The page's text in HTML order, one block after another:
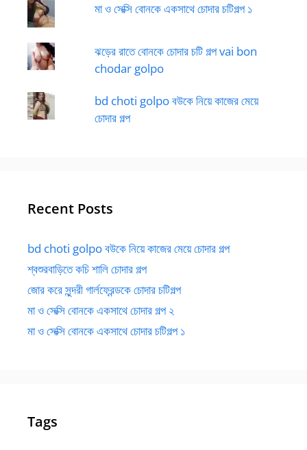
মা ও সেক্সি বোনকে একসাথে চোদার চটিগল্প ১
ঝড়ের রাতে বোনকে চোদার চটি গল্প vai bon
chodar golpo
bd choti golpo বউকে নিয়ে কাজের মেয়ে
চোদার গল্প
Recent Posts
bd choti golpo বউকে নিয়ে কাজের মেয়ে চোদার গল্প
শ্বশুরবাড়িতে কচি শালি চোদার গল্প
জোর করে সুন্দরী গার্লফ্রেন্ডকে চোদার চটিগল্প
মা ও সেক্সি বোনকে একসাথে চোদার গল্প ২
মা ও সেক্সি বোনকে একসাথে চোদার চটিগল্প ১
Tags